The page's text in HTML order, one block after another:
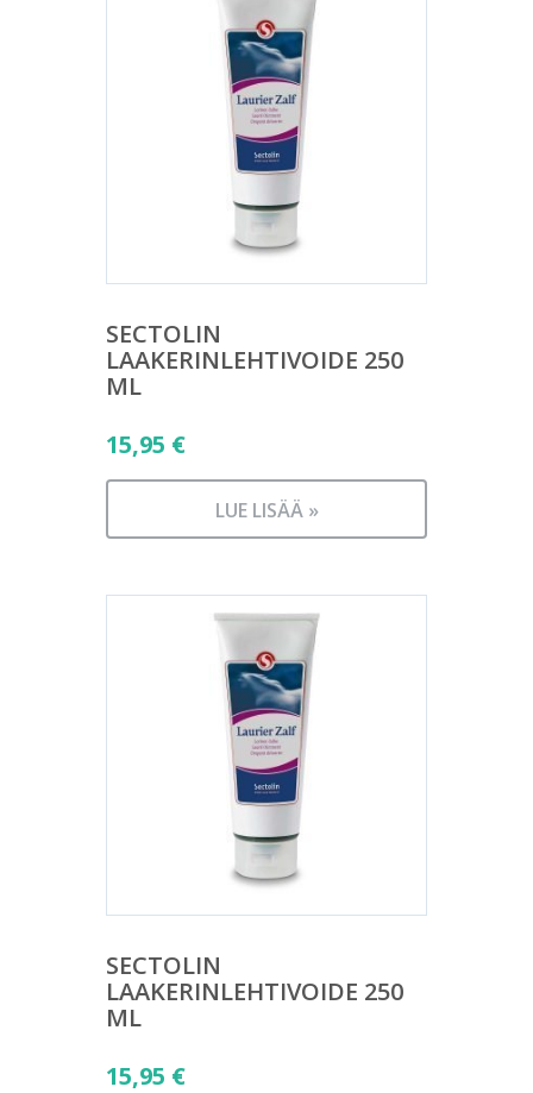
SECTOLIN
LAAKERINLEHTIVOIDE 250
ML
15,95 €
LUE LISÄÄ »
SECTOLIN
LAAKERINLEHTIVOIDE 250
ML
15,95 €